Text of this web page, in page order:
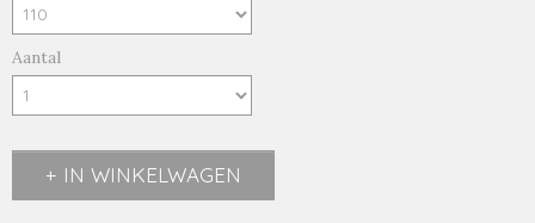
Aantal
IN WINKELWAGEN